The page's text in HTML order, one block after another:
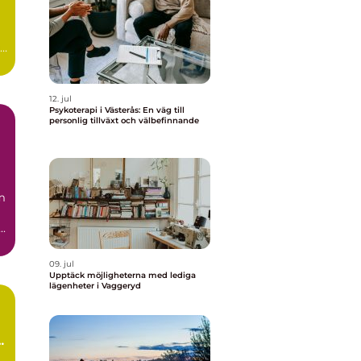
12. jul
Psykoterapi i Västerås: En väg till
personlig tillväxt och välbefinnande
09. jul
Upptäck möjligheterna med lediga
lägenheter i Vaggeryd